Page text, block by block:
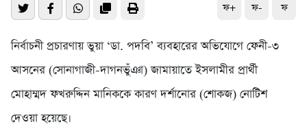
ফ+ ফ- ফ
নির্বাচনী প্রচারণায় ভুয়া ‘ডা. পদবি’ ব্যবহারের অভিযোগে ফেনী-৩
আসনের (সোনাগাজী-দাগনভুঁঞা) জামায়াতে ইসলামীর প্রার্থী
মোহাম্মদ ফখরুদ্দিন মানিককে কারণ দর্শানোর (শোকজ) নোটিশ
দেওয়া হয়েছে।